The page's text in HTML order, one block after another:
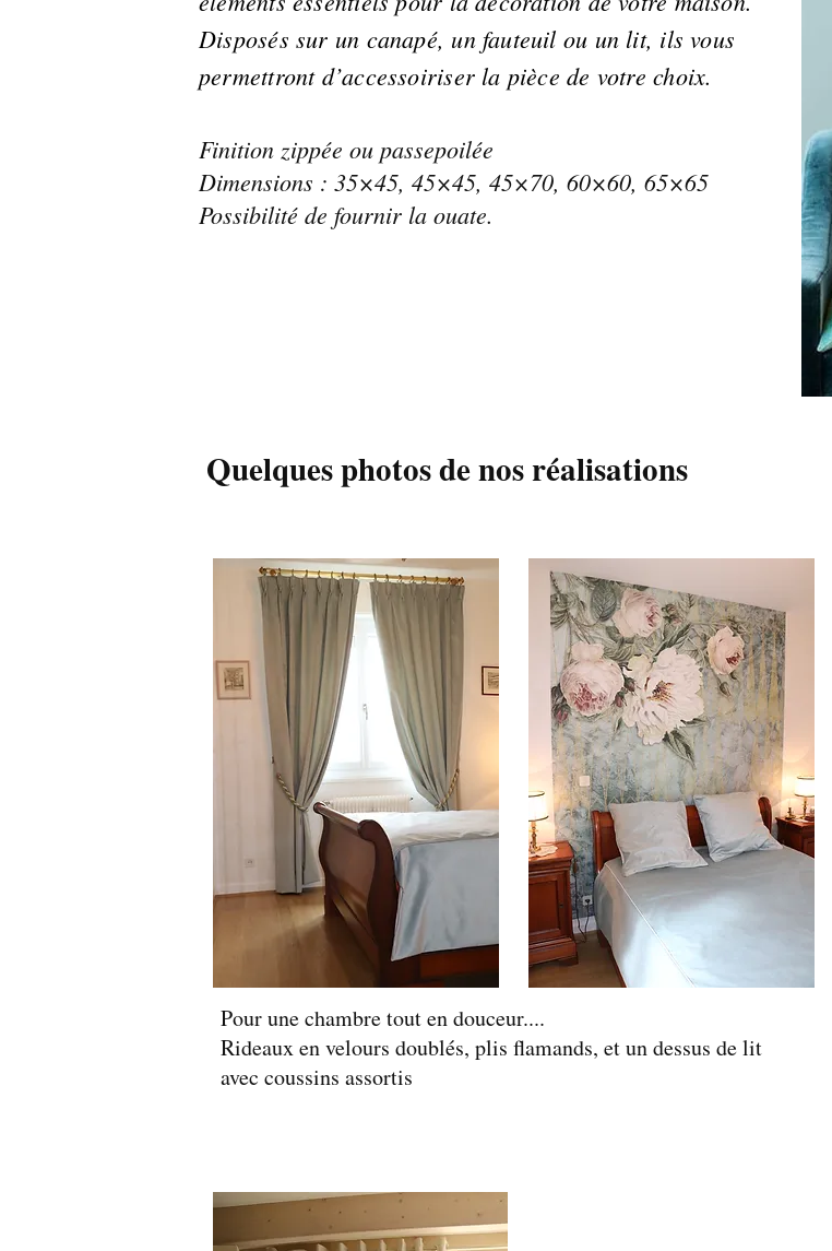
Disposés sur un canapé, un fauteuil ou un lit, ils vous
permettront d’accessoiriser la pièce de votre choix.
Finition zippée ou passepoilée
Dimensions : 35×45, 45×45, 45×70, 60×60, 65×65
Possibilité de fournir la ouate.
Quelques photos de nos réalisations
Pour une chambre tout en douceur....
Rideaux en velours doublés, plis flamands, et un dessus de lit
avec coussins assortis